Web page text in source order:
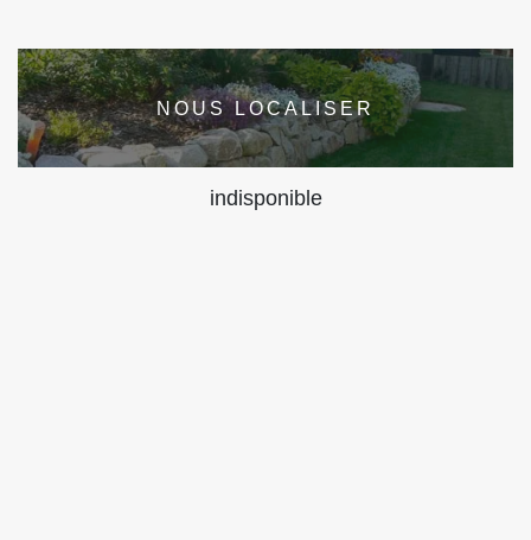
NOUS LOCALISER
indisponible